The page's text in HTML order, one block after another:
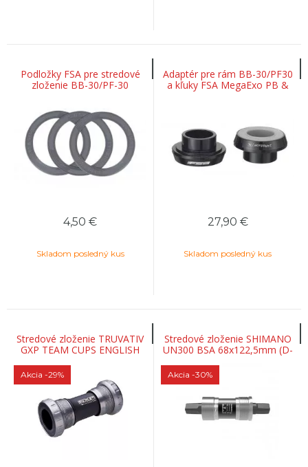
Podložky FSA pre stredové
zloženie BB-30/PF-30
4,50 €
Skladom posledný kus
Adaptér pre rám BB-30/PF30
a kľuky FSA MegaExo PB &
Shimano
27,90 €
Skladom posledný kus
Stredové zloženie TRUVATIV
GXP TEAM CUPS ENGLISH
Akcia -29%
Stredové zloženie SHIMANO
UN300 BSA 68x122,5mm (D-
Akcia -30%